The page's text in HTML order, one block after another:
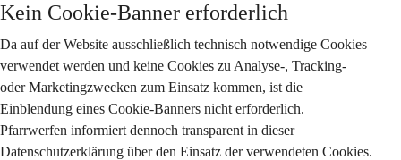
Kein Cookie-Banner erforderlich
Da auf der Website ausschließlich technisch notwendige Cookies
verwendet werden und keine Cookies zu Analyse-, Tracking-
oder Marketingzwecken zum Einsatz kommen, ist die
Einblendung eines Cookie-Banners nicht erforderlich.
Pfarrwerfen informiert dennoch transparent in dieser
Datenschutzerklärung über den Einsatz der verwendeten Cookies.